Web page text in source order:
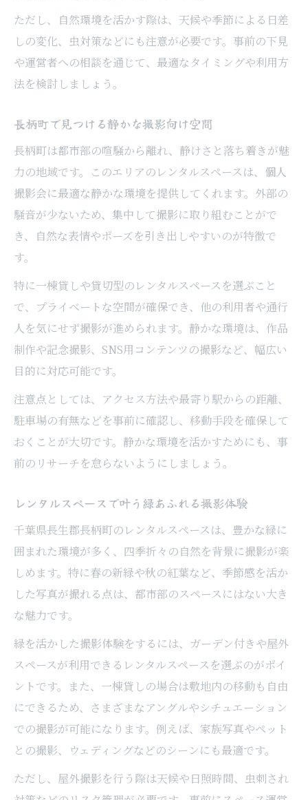
撮影会主催者が重視したいポイントとは
レンタルスペース選びで主催者が見るべき
参加者満足度を高める空間の条件
撮影機材持ち込みに適したレンタルスペー
ス
予約や運営が簡単なスペースの見極め方
主催者目線で考える安全な空間選択
撮影映えを叶える長柄町の選び方ガイド
自然光とインテリアが魅力の空間選定
長柄町ならではの雰囲気重視のレンタルス
ペース
理想のカットが撮れる撮影スポットの条件
多目的に使えるレンタルスペース活用術
レンタルスペースで多彩な用途を実現する
方法
長時間利用に便利なレンタルスペースの選
び方
少人数から大人数まで対応可能な空間活用
ただし、自然環境を活かす際は、天候や季節による日差
しの変化、虫対策などにも注意が必要です。事前の下見
や運営者への相談を通じて、最適なタイミングや利用方
法を検討しましょう。
長柄町で見つける静かな撮影向け空間
長柄町は都市部の喧騒から離れ、静けさと落ち着きが魅
力の地域です。このエリアのレンタルスペースは、個人
撮影会に最適な静かな環境を提供してくれます。外部の
騒音が少ないため、集中して撮影に取り組むことがで
き、自然な表情やポーズを引き出しやすいのが特徴で
す。
特に一棟貸しや貸切型のレンタルスペースを選ぶこと
で、プライベートな空間が確保でき、他の利用者や通行
人を気にせず撮影が進められます。静かな環境は、作品
制作や記念撮影、SNS用コンテンツの撮影など、幅広い
目的に対応可能です。
注意点としては、アクセス方法や最寄り駅からの距離、
駐車場の有無などを事前に確認し、移動手段を確保して
おくことが大切です。静かな環境を活かすためにも、事
前のリサーチを怠らないようにしましょう。
レンタルスペースで叶う緑あふれる撮影体験
千葉県長生郡長柄町のレンタルスペースは、豊かな緑に
囲まれた環境が多く、四季折々の自然を背景に撮影が楽
しめます。特に春の新緑や秋の紅葉など、季節感を活か
した写真が撮れる点は、都市部のスペースにはない大き
な魅力です。
緑を活かした撮影体験をするには、ガーデン付きや屋外
スペースが利用できるレンタルスペースを選ぶのがポイ
ントです。また、一棟貸しの場合は敷地内の移動も自由
にできるため、さまざまなアングルやシチュエーション
での撮影が可能になります。例えば、家族写真やペット
との撮影、ウェディングなどのシーンにも最適です。
ただし、屋外撮影を行う際は天候や日照時間、虫刺され